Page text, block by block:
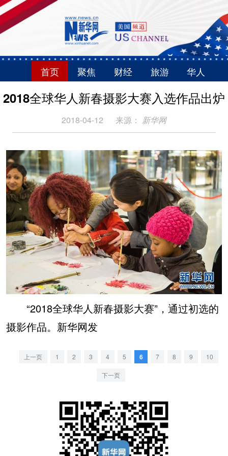
首页 聚焦 财经 旅游 华人
2018全球华人新春摄影大赛入选作品出炉
2018-04-12 来源： 新华网
“2018全球华人新春摄影大赛”，通过初选的
摄影作品。新华网发
上一页 1 2 3 4 5 6 7 8 9 10
下一页